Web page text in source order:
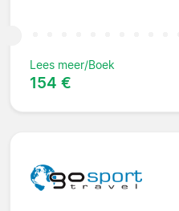
Lees meer/Boek
154 €